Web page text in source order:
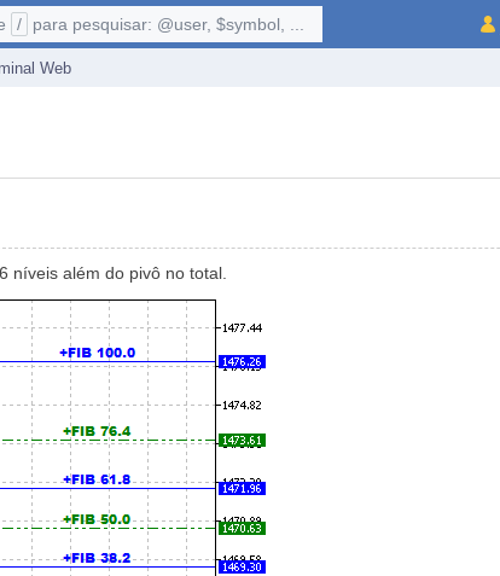
Web
/ para pesquisar: @user, $symbol, ...
níveis além do pivô no total.